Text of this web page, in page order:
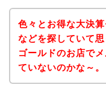
色々とお得な大決
などを探していて
ゴールドのお店で
ていないのかな～。